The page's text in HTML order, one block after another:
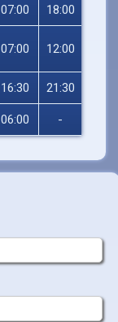
07:00 18:00
07:00 12:00
16:30 21:30
06:00 -